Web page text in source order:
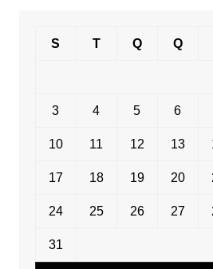
S T Q Q
3 4 5 6
10 11 12 13
17 18 19 20
24 25 26 27
31